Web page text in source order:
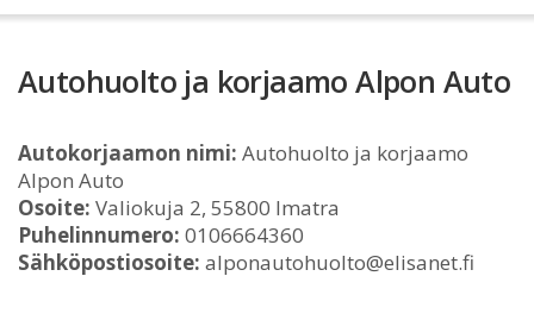
Autohuolto ja korjaamo Alpon Auto
Autokorjaamon nimi: Autohuolto ja korjaamo
Alpon Auto
Osoite: Valiokuja 2, 55800 Imatra
Puhelinnumero: 0106664360
Sähköpostiosoite: alponautohuolto@elisanet.fi